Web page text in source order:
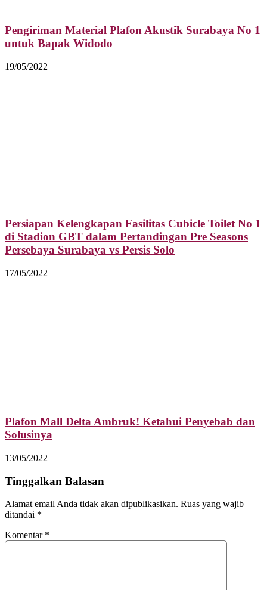
Pengiriman Material Plafon Akustik Surabaya No 1
untuk Bapak Widodo
19/05/2022
Persiapan Kelengkapan Fasilitas Cubicle Toilet No 1
di Stadion GBT dalam Pertandingan Pre Seasons
Persebaya Surabaya vs Persis Solo
17/05/2022
Plafon Mall Delta Ambruk! Ketahui Penyebab dan
Solusinya
13/05/2022
Tinggalkan Balasan
Alamat email Anda tidak akan dipublikasikan. Ruas yang wajib
ditandai *
Komentar *